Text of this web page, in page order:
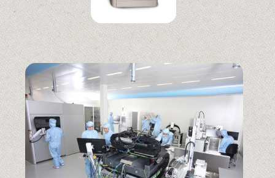
Links
Fotostudio010
Topduiven
Peter Hofland
Harry Otto
Cyano prints
Fotograafhollands
licht
Home
Bedrijfsreportage
Productfoto’s
Fotocursus
Profielfoto’s
Contact
Wie zijn wij